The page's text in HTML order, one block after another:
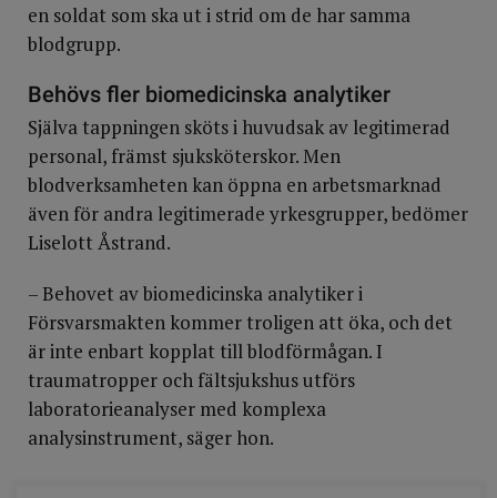
en soldat som ska ut i strid om de har samma
blodgrupp.
Behövs fler biomedicinska analytiker
Själva tappningen sköts i huvudsak av legitimerad
personal, främst sjuksköterskor. Men
blodverksamheten kan öppna en arbetsmarknad
även för andra legitimerade yrkesgrupper, bedömer
Liselott Åstrand.
– Behovet av biomedicinska analytiker i
Försvarsmakten kommer troligen att öka, och det
är inte enbart kopplat till blodförmågan. I
traumatropper och fältsjukshus utförs
laboratorieanalyser med komplexa
analysinstrument, säger hon.